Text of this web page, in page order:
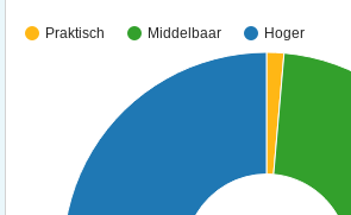
Praktisch Middelbaar Hoger